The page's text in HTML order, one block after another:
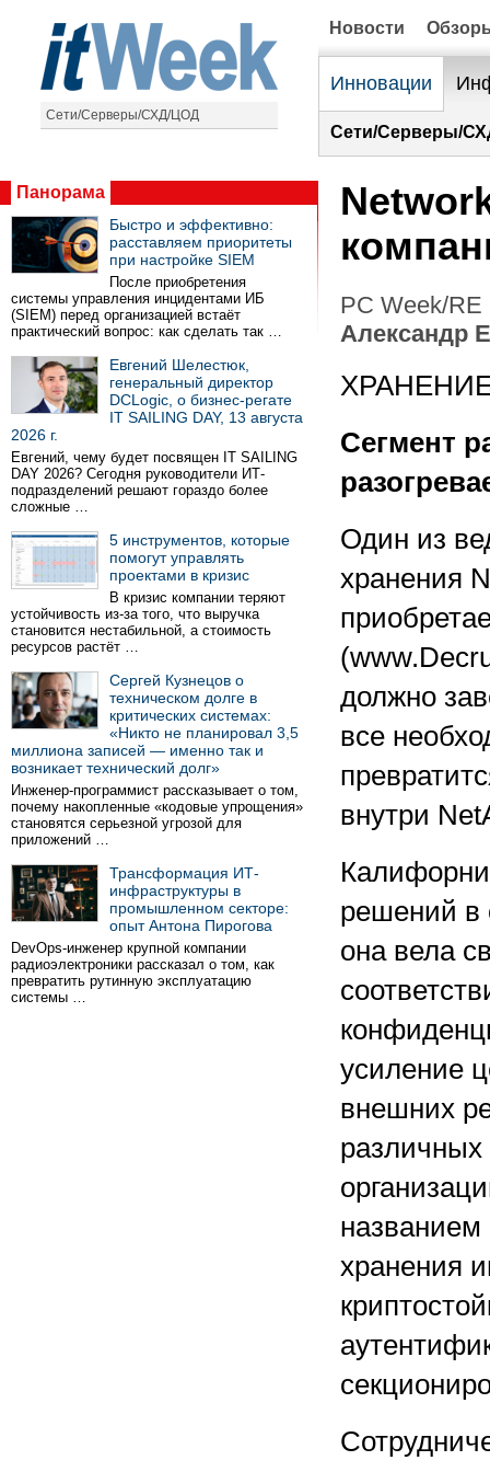
Сети/Серверы/СХД/ЦОД
Новости
Инновации
Сети/Серверы/
Панорама
Быстро и эффективно:
расставляем приоритеты
при настройке SIEM
После приобретения
системы управления инцидентами ИБ
(SIEM) перед организацией встаёт
практический вопрос: как сделать так …
Евгений Шелестюк,
генеральный директор
DCLogic, о бизнес-регате
IT SAILING DAY, 13 августа
2026 г.
Евгений, чему будет посвящен IT SAILING
DAY 2026? Сегодня руководители ИТ-
подразделений решают гораздо более
сложные …
5 инструментов, которые
помогут управлять
проектами в кризис
В кризис компании теряют
устойчивость из-за того, что выручка
становится нестабильной, а стоимость
ресурсов растёт …
Сергей Кузнецов о
техническом долге в
критических системах:
«Никто не планировал 3,5
миллиона записей — именно так и
возникает технический долг»
Инженер-программист рассказывает о том,
почему накопленные «кодовые упрощения»
становятся серьезной угрозой для
приложений …
Трансформация ИТ-
инфраструктуры в
промышленном секторе:
опыт Антона Пирогова
DevOps-инженер крупной компании
радиоэлектроники рассказал о том, как
превратить рутинную эксплуатацию
системы …
PC Week/RE
Александр
Сегмент
Один из
хранения
должно
все
внутри
решений в
она вела
усиление
внешних
различных
хранения